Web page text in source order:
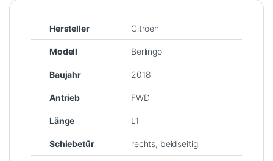
Hersteller Citroën
Modell Berlingo
Baujahr 2018
Antrieb FWD
Länge L1
Schiebetür rechts, beidseitig